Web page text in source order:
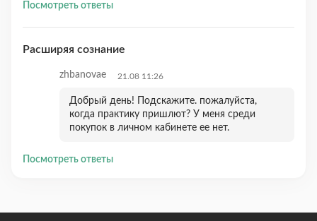
Посмотреть ответы
Расширяя сознание
zhbanovae 21.08 11:26
Добрый день! Подскажите. пожалуйста,
когда практику пришлют? У меня среди
покупок в личном кабинете ее нет.
Посмотреть ответы